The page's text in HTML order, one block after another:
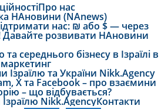
Про нас
НАновини (NAnews)
нас: ₪ або $ — через
Давайте розвивати НАновини
середнього бізнесу в Ізраїлі в
маркетинг
та України Nikk.Agency
X та Facebook – про взаємини
– що відбувається?
Nikk.AgencyКонтакти